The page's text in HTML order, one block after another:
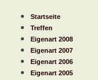
Startseite
Treffen
Eigenart 2008
Eigenart 2007
Eigenart 2006
Eigenart 2005